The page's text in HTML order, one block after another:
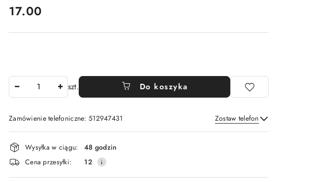
cena:
17.00
szt. Do koszyka
Zamówienie telefoniczne: 512947431 Zostaw telefon
Wyślij
Dostępność
i
dostawa
Wysyłka w ciągu:
48 godzin
Cena przesyłki:
12